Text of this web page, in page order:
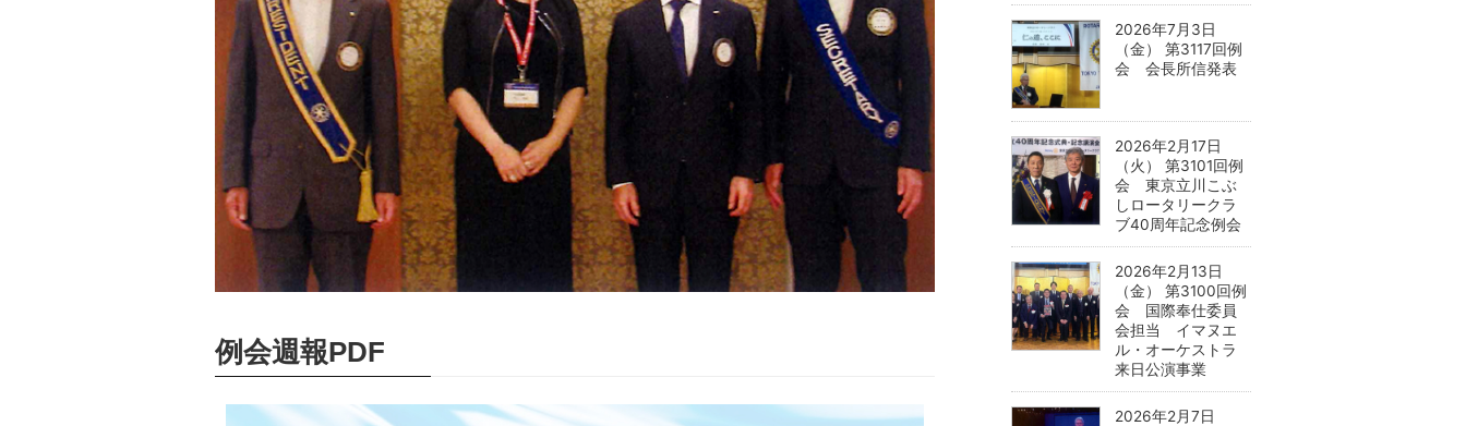
例会週報PDF
2026年7月3日
（金） 第3117回例
会 会長所信発表
2026年2月17日
（火） 第3101回例
会 東京立川こぶ
しロータリークラ
ブ40周年記念例会
2026年2月13日
（金） 第3100回例
会 国際奉仕委員
会担当 イマヌエ
ル・オーケストラ
来日公演事業
2026年2月7日